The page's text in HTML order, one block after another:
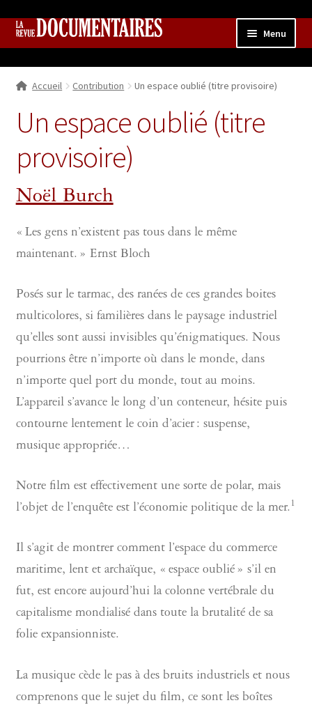
Aller
navigation
Aller
Menu
Qui sommes nous ?
Ouvrir
Collection
Contributions
Accueil Contribution Un espace oublié (titre provisoire)
Un espace oublié (titre
provisoire)
Noël Burch
« Les gens n’existent pas tous dans le même
maintenant. » Ernst Bloch
Posés sur le tarmac, des ranées de ces grandes boites
multicolores, si familières dans le paysage industriel
qu’elles sont aussi invisibles qu’énigmatiques. Nous
pourrions être n’importe où dans le monde, dans
n’importe quel port du monde, tout au moins.
L’appareil s’avance le long d’un conteneur, hésite puis
contourne lentement le coin d’acier : suspense,
musique appropriée…
Notre film est effectivement une sorte de polar, mais
l’objet de l’enquête est l’économie politique de la mer. 1
Il s’agit de montrer comment l’espace du commerce
maritime, lent et archaïque, « espace oublié » s’il en
fut, est encore aujourd’hui la colonne vertébrale du
capitalisme mondialisé dans toute la brutalité de sa
folie expansionniste.
La musique cède le pas à des bruits industriels et nous
comprenons que le sujet du film, ce sont les boîtes